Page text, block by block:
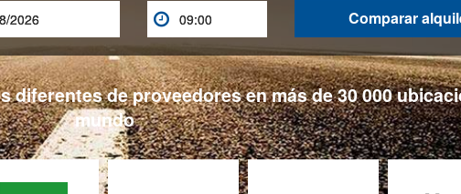
 Comparar
diferentes de proveedores en más de 30 000
mundo